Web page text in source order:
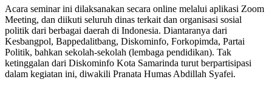
Acara seminar ini dilaksanakan secara online melalui aplikasi Zoom
Meeting, dan diikuti seluruh dinas terkait dan organisasi sosial
politik dari berbagai daerah di Indonesia. Diantaranya dari
Kesbangpol, Bappedalitbang, Diskominfo, Forkopimda, Partai
Politik, bahkan sekolah-sekolah (lembaga pendidikan). Tak
ketinggalan dari Diskominfo Kota Samarinda turut berpartisipasi
dalam kegiatan ini, diwakili Pranata Humas Abdillah Syafei.